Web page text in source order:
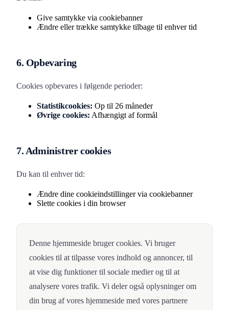
Give samtykke via cookiebanner
Ændre eller trække samtykke tilbage til enhver tid
6. Opbevaring
Cookies opbevares i følgende perioder:
Statistikcookies: Op til 26 måneder
Øvrige cookies: Afhængigt af formål
7. Administrer cookies
Du kan til enhver tid:
Ændre dine cookieindstillinger via cookiebanner
Slette cookies i din browser
Denne hjemmeside bruger cookies. Vi bruger
cookies til at tilpasse vores indhold og annoncer, til
at vise dig funktioner til sociale medier og til at
analysere vores trafik. Vi deler også oplysninger om
din brug af vores hjemmeside med vores partnere